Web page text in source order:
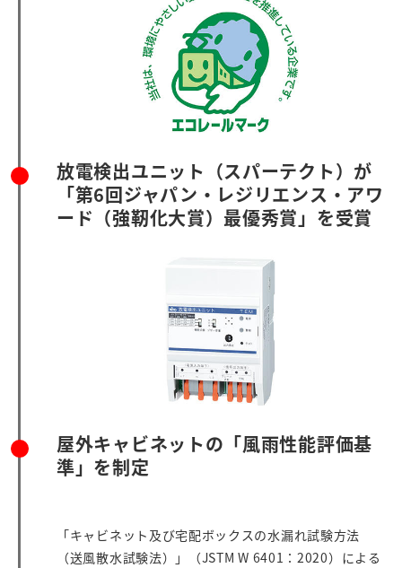
放電検出ユニット（スパーテクト）が
「第6回ジャパン・レジリエンス・アワ
ード（強靭化大賞）最優秀賞」を受賞
屋外キャビネットの「風雨性能評価基
準」を制定
「キャビネット及び宅配ボックスの水漏れ試験方法
（送風散水試験法）」（JSTM W 6401：2020）による